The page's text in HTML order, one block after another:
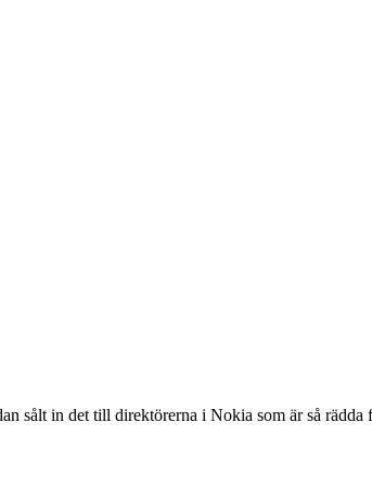
sålt in det till direktörerna i Nokia som är så